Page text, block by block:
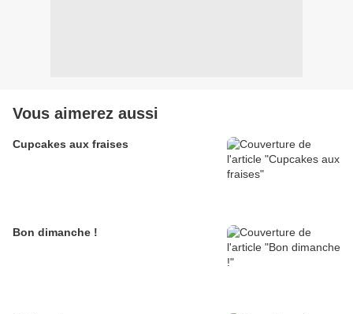
Vous aimerez aussi
Cupcakes aux fraises
Bon dimanche !